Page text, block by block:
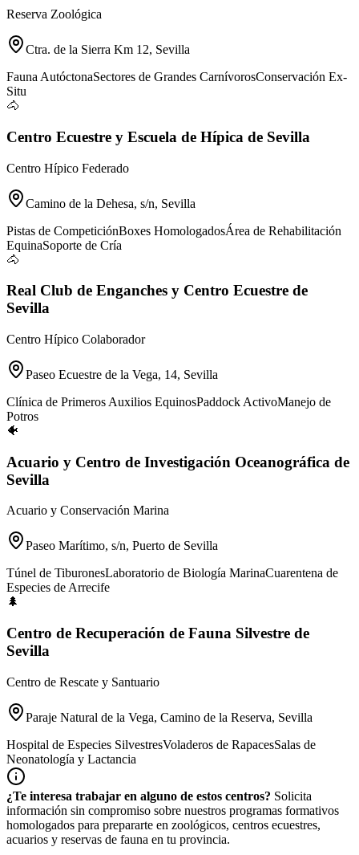
Reserva Zoológica
Ctra. de la Sierra Km 12, Sevilla
Fauna AutóctonaSectores de Grandes CarnívorosConservación Ex-
Situ
🐴
Centro Ecuestre y Escuela de Hípica de Sevilla
Centro Hípico Federado
Camino de la Dehesa, s/n, Sevilla
Pistas de CompeticiónBoxes HomologadosÁrea de Rehabilitación
EquinaSoporte de Cría
🐴
Real Club de Enganches y Centro Ecuestre de
Sevilla
Centro Hípico Colaborador
Paseo Ecuestre de la Vega, 14, Sevilla
Clínica de Primeros Auxilios EquinosPaddock ActivoManejo de
Potros
🐠
Acuario y Centro de Investigación Oceanográfica de
Sevilla
Acuario y Conservación Marina
Paseo Marítimo, s/n, Puerto de Sevilla
Túnel de TiburonesLaboratorio de Biología MarinaCuarentena de
Especies de Arrecife
🌲
Centro de Recuperación de Fauna Silvestre de
Sevilla
Centro de Rescate y Santuario
Paraje Natural de la Vega, Camino de la Reserva, Sevilla
Hospital de Especies SilvestresVoladeros de RapacesSalas de
Neonatología y Lactancia
¿Te interesa trabajar en alguno de estos centros? Solicita
información sin compromiso sobre nuestros programas formativos
homologados para prepararte en zoológicos, centros ecuestres,
acuarios y reservas de fauna en tu provincia.